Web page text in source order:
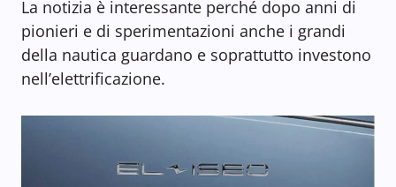
La notizia è interessante perché dopo anni di
pionieri e di sperimentazioni anche i grandi
della nautica guardano e soprattutto investono
nell’elettrificazione.